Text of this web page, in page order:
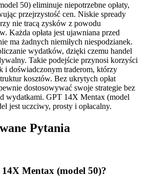
50) eliminuje niepotrzebne opłaty,
przejrzystość cen. Niskie spready
nie tracą zysków z powodu
Każda opłata jest ujawniana przed
ma żadnych niemiłych niespodzianek.
wydatków, dzięki czemu handel
Takie podejście przynosi korzyści
i doświadczonym traderom, którzy
kosztów. Bez ukrytych opłat
dostosowywać swoje strategie bez
wydatkami. GPT 14X Mentax (model
jest uczciwy, prosty i opłacalny.
Pytania
Mentax (model 50)?